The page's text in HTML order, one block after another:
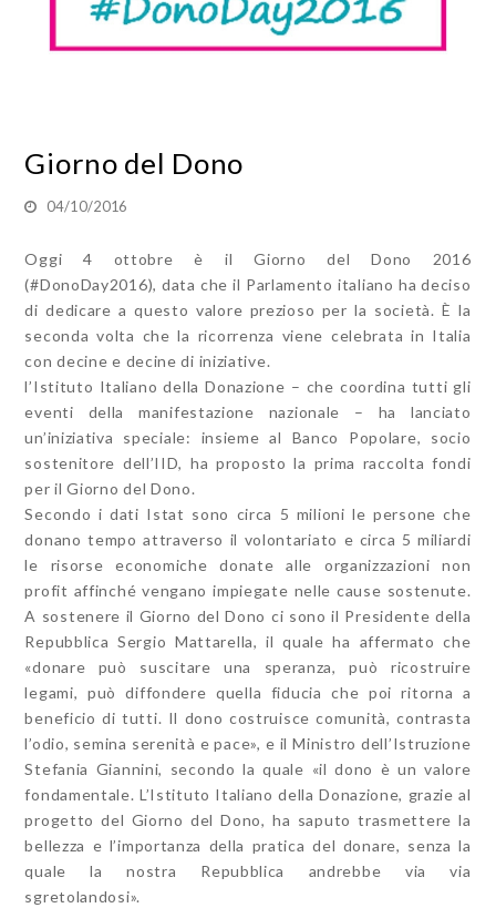
Giorno del Dono
04/10/2016
Oggi 4 ottobre è il Giorno del Dono 2016
(#DonoDay2016), data che il Parlamento italiano ha deciso
di dedicare a questo valore prezioso per la società. È la
seconda volta che la ricorrenza viene celebrata in Italia
con decine e decine di iniziative.
l’Istituto Italiano della Donazione – che coordina tutti gli
eventi della manifestazione nazionale – ha lanciato
un’iniziativa speciale: insieme al Banco Popolare, socio
sostenitore dell’IID, ha proposto la prima raccolta fondi
per il Giorno del Dono.
Secondo i dati Istat sono circa 5 milioni le persone che
donano tempo attraverso il volontariato e circa 5 miliardi
le risorse economiche donate alle organizzazioni non
profit affinché vengano impiegate nelle cause sostenute.
A sostenere il Giorno del Dono ci sono il Presidente della
Repubblica Sergio Mattarella, il quale ha affermato che
«donare può suscitare una speranza, può ricostruire
legami, può diffondere quella fiducia che poi ritorna a
beneficio di tutti. Il dono costruisce comunità, contrasta
l’odio, semina serenità e pace», e il Ministro dell’Istruzione
Stefania Giannini, secondo la quale «il dono è un valore
fondamentale. L’Istituto Italiano della Donazione, grazie al
progetto del Giorno del Dono, ha saputo trasmettere la
bellezza e l’importanza della pratica del donare, senza la
quale la nostra Repubblica andrebbe via via
sgretolandosi».